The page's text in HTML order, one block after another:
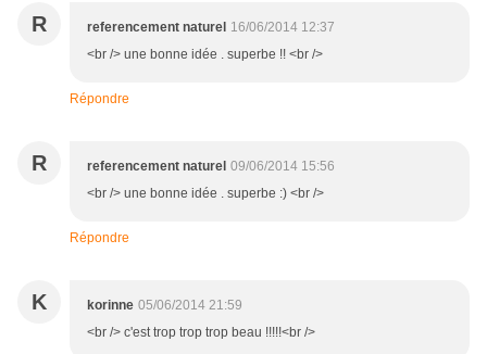
R referencement naturel 16/06/2014 12:37
<br /> une bonne idée . superbe !! <br />
Répondre
R referencement naturel 09/06/2014 15:56
<br /> une bonne idée . superbe :) <br />
Répondre
K korinne 05/06/2014 21:59
<br /> c'est trop trop trop beau !!!!!<br />